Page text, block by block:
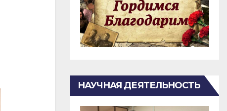
НАУЧНАЯ ДЕЯТЕЛЬНОСТЬ